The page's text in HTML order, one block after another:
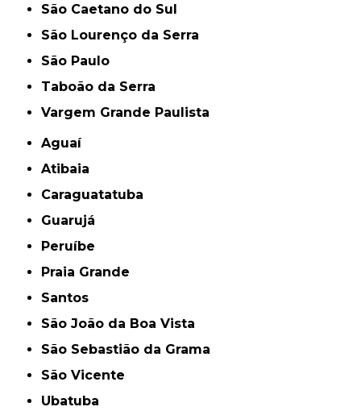
São Caetano do Sul
São Lourenço da Serra
São Paulo
Taboão da Serra
Vargem Grande Paulista
Aguaí
Atibaia
Caraguatatuba
Guarujá
Peruíbe
Praia Grande
Santos
São João da Boa Vista
São Sebastião da Grama
São Vicente
Ubatuba